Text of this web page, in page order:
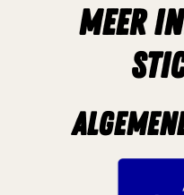
Meer